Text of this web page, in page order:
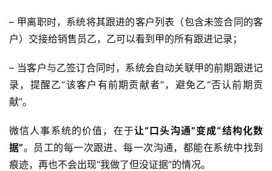
– 甲离职时，系统将其跟进的客户列表（包含未签合同的客
户）交接给销售员乙，乙可以看到甲的所有跟进记录；
– 当客户与乙签订合同时，系统会自动关联甲的前期跟进记
录，提醒乙“该客户有前期贡献者”，避免乙“否认前期贡
献”。
微信人事系统的价值，在于让“口头沟通”变成“结构化数
据”。员工的每一次跟进、每一次沟通，都能在系统中找到
痕迹，再也不会出现“我做了但没证据”的情况。